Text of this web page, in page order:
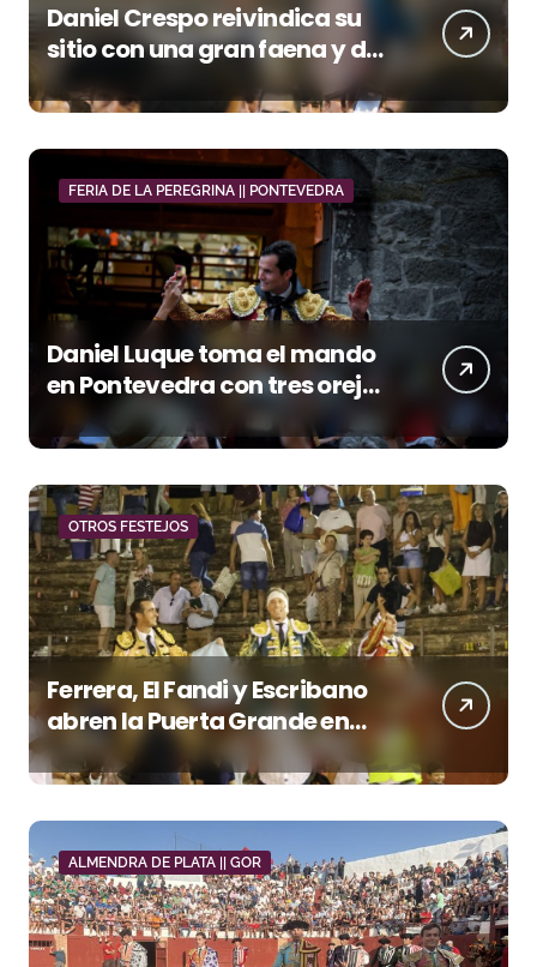
Daniel Crespo reivindica su
sitio con una gran faena y dos
orejas
FERIA DE LA PEREGRINA || PONTEVEDRA
Daniel Luque toma el mando
en Pontevedra con tres orejas
y una Puerta Grande de peso
OTROS FESTEJOS
Ferrera, El Fandi y Escribano
abren la Puerta Grande en
una tarde triunfal en Azuaga
ALMENDRA DE PLATA || GOR